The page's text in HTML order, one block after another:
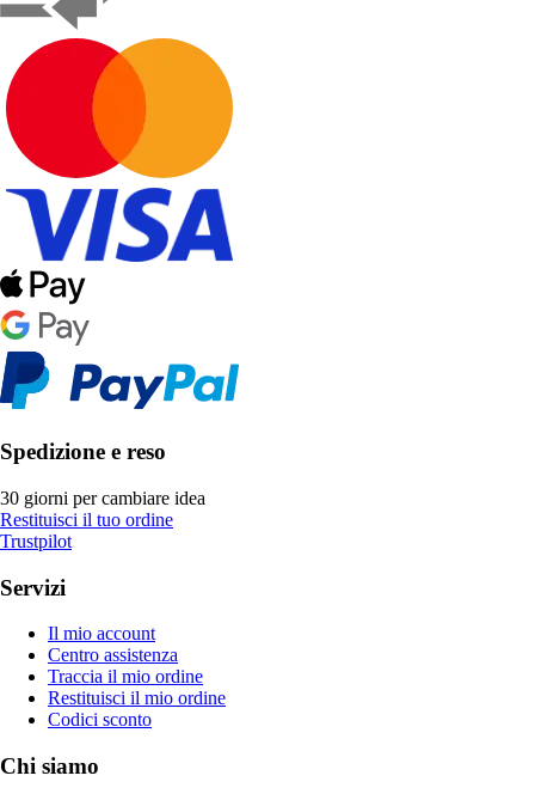
Spedizione e reso
30 giorni per cambiare idea
Restituisci il tuo ordine
Trustpilot
Servizi
Il mio account
Centro assistenza
Traccia il mio ordine
Restituisci il mio ordine
Codici sconto
Chi siamo